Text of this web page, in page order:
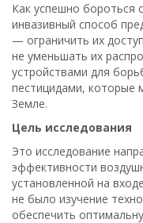
Как успешно бороться
инвазивный способ
— ограничить их
не уменьшать их
устройствами для
пестицидами, которые
Земле.
Цель исследования
Это исследование
эффективности
установленной на
не было изучение
обеспечить